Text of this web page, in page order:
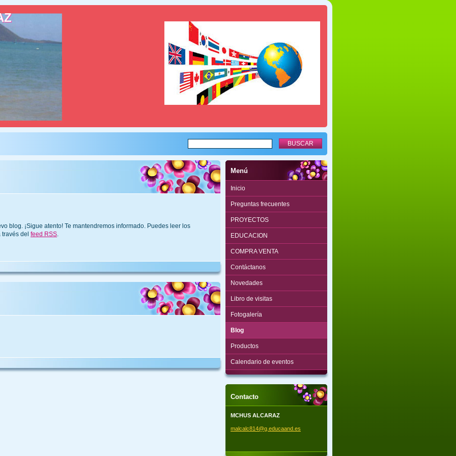
blog. ¡Sigue atento! Te mantendremos informado. Puedes leer los
del feed RSS.
Menú
Inicio
Preguntas frecuentes
PROYECTOS
EDUCACION
COMPRA VENTA
Contáctanos
Novedades
Libro de visitas
Fotogalería
Blog
Productos
Calendario de eventos
Contacto
MCHUS ALCARAZ
malcalc814@g.educaand.es